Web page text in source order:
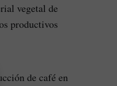
vegetal de
productivos
de café en